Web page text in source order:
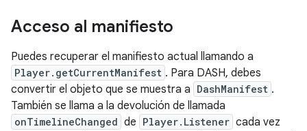
Acceso al manifiesto
Puedes recuperar el manifiesto actual llamando a
Player.getCurrentManifest . Para DASH, debes
convertir el objeto que se muestra a DashManifest .
También se llama a la devolución de llamada
onTimelineChanged de Player.Listener cada vez